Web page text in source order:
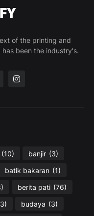
of the printing and
been the industry's.
(10) banjir (3)
batik bakaran (1)
berita pati (76)
budaya (3)